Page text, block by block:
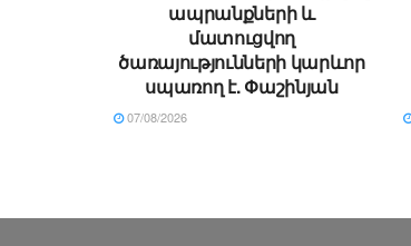
ապրանքների և
մատուցվող
ծառայությունների կարևոր
սպառող է. Փաշինյան
07/08/2026